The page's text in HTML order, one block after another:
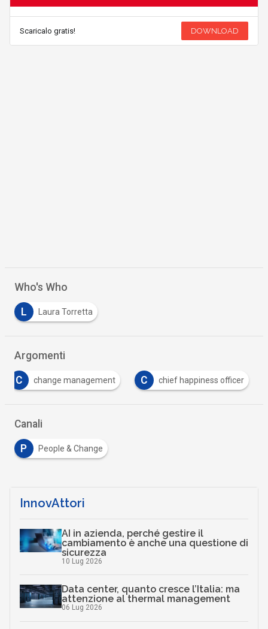
Scaricalo gratis! DOWNLOAD
Who's Who
L Laura Torretta
Argomenti
C change management C chief happiness officer
Canali
P People & Change
InnovAttori
AI in azienda, perché gestire il
cambiamento è anche una questione di
sicurezza
10 Lug 2026
Data center, quanto cresce l’Italia: ma
attenzione al thermal management
06 Lug 2026